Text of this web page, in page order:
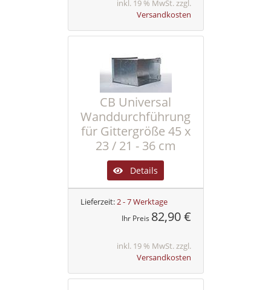
inkl. 19 % MwSt. zzgl.
Versandkosten
CB Universal
Wanddurchführung
für Gittergröße 45 x
23 / 21 - 36 cm
Details
Lieferzeit:2 - 7 Werktage
Ihr Preis 82,90 €
inkl. 19 % MwSt. zzgl.
Versandkosten